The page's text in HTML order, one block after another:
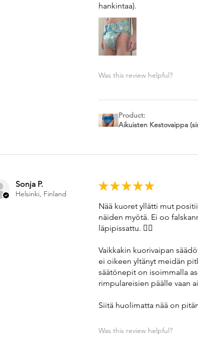
hankintaa).
Was this review helpful?
Product:
Aikuisten Kestovaippa
Sonja P.
Helsinki, Finland
★ ★ ★ ★ ★
Nää kuoret yllätti mut
näiden myötä. Ei oo
läpipissattu. 👌🏼
Vaikkakin kuorivaipan
ei oikeen yltänyt meidän
säätönepit on isoimmalla
rimpulareisien päälle vaan
Siitä huolimatta nää on
Was this review helpful?